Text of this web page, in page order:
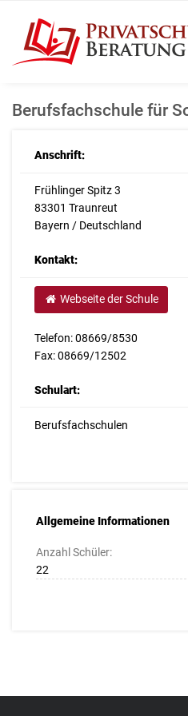
Berufsfachschule für
Anschrift:
Frühlinger Spitz 3
83301 Traunreut
Bayern / Deutschland
Kontakt:
Webseite der Schule
Telefon: 08669/8530
Fax: 08669/12502
Schulart:
Berufsfachschulen
Allgemeine Informationen
Anzahl Schüler:
22